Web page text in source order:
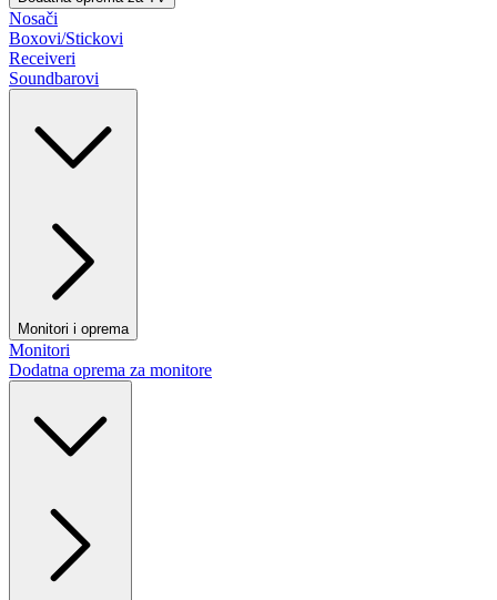
Nosači
Boxovi/Stickovi
Receiveri
Soundbarovi
Monitori i oprema
Monitori
Dodatna oprema za monitore